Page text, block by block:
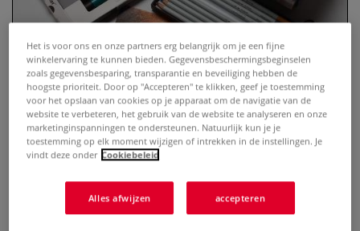
Het is voor ons en onze partners erg belangrijk om je een fijne
winkelervaring te kunnen bieden. Gegevensbeschermingsbeginselen
zoals gegevensbesparing, transparantie en beveiliging hebben de
hoogste prioriteit. Door op "Accepteren" te klikken, geef je toestemming
voor het opslaan van cookies op je apparaat om de navigatie van de
website te verbeteren, het gebruik van de website te analyseren en onze
marketinginspanningen te ondersteunen. Natuurlijk kun je je
toestemming op elk moment wijzigen of intrekken in de instellingen. Je
vindt deze onder Cookiebeleid
Alles afwijzen accepteren